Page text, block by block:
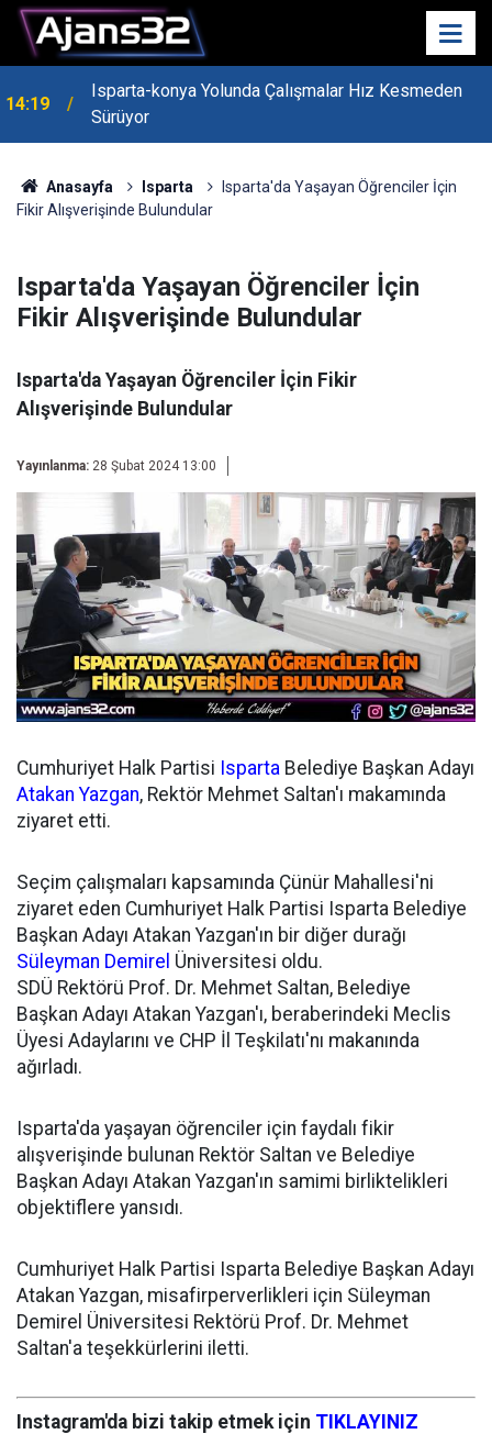
14:19
Isparta-konya Yolunda Çalışmalar Hız Kesmeden
Sürüyor
Anasayfa Isparta
Isparta'da Yaşayan Öğrenciler İçin
Fikir Alışverişinde Bulundular
Isparta'da Yaşayan Öğrenciler İçin
Fikir Alışverişinde Bulundular
Isparta'da Yaşayan Öğrenciler İçin Fikir
Alışverişinde Bulundular
Yayınlanma: 28 Şubat 2024 13:00
Cumhuriyet Halk Partisi Isparta Belediye Başkan Adayı
Atakan Yazgan, Rektör Mehmet Saltan'ı makamında
ziyaret etti.
Seçim çalışmaları kapsamında Çünür Mahallesi'ni
ziyaret eden Cumhuriyet Halk Partisi Isparta Belediye
Başkan Adayı Atakan Yazgan'ın bir diğer durağı
Süleyman Demirel Üniversitesi oldu.
SDÜ Rektörü Prof. Dr. Mehmet Saltan, Belediye
Başkan Adayı Atakan Yazgan'ı, beraberindeki Meclis
Üyesi Adaylarını ve CHP İl Teşkilatı'nı makanında
ağırladı.
Isparta'da yaşayan öğrenciler için faydalı fikir
alışverişinde bulunan Rektör Saltan ve Belediye
Başkan Adayı Atakan Yazgan'ın samimi birliktelikleri
objektiflere yansıdı.
Cumhuriyet Halk Partisi Isparta Belediye Başkan Adayı
Atakan Yazgan, misafirperverlikleri için Süleyman
Demirel Üniversitesi Rektörü Prof. Dr. Mehmet
Saltan'a teşekkürlerini iletti.
Instagram'da bizi takip etmek için TIKLAYINIZ